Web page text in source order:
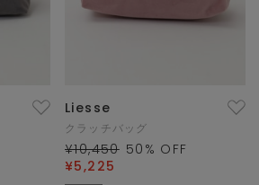
Liesse
クラッチバッグ
¥10,450 50 % OFF
¥5,225